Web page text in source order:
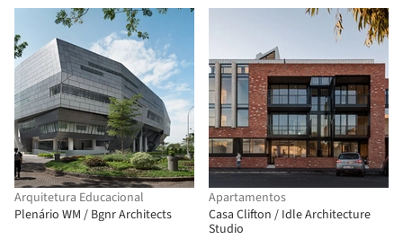
Arquitetura Educacional
Plenário WM / Bgnr Architects
Apartamentos
Casa Clifton / Idle Architecture
Studio